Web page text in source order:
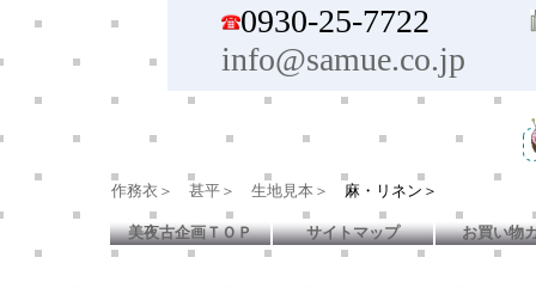
0930-25-7722
info@samue.co.jp
作務衣＞ 甚平＞ 生地見本＞ 麻・リネン＞
美夜古企画ＴＯＰ サイトマップ お買い物